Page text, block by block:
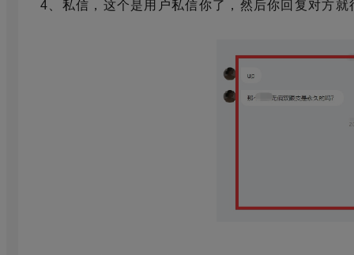
4、私信，这个是用户私信你了，然后你回复对方